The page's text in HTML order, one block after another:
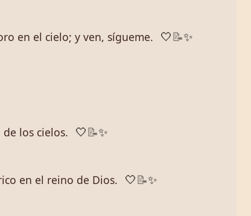
en el cielo; y ven, sígueme. 🤍 📝✨
los cielos. 🤍 📝✨
en el reino de Dios. 🤍 📝✨